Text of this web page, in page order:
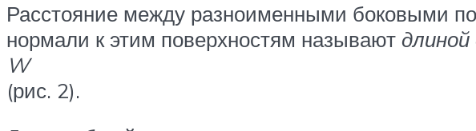
Расстояние между разноименными боковыми
нормали к этим поверхностям называют
W
(рис. 2).